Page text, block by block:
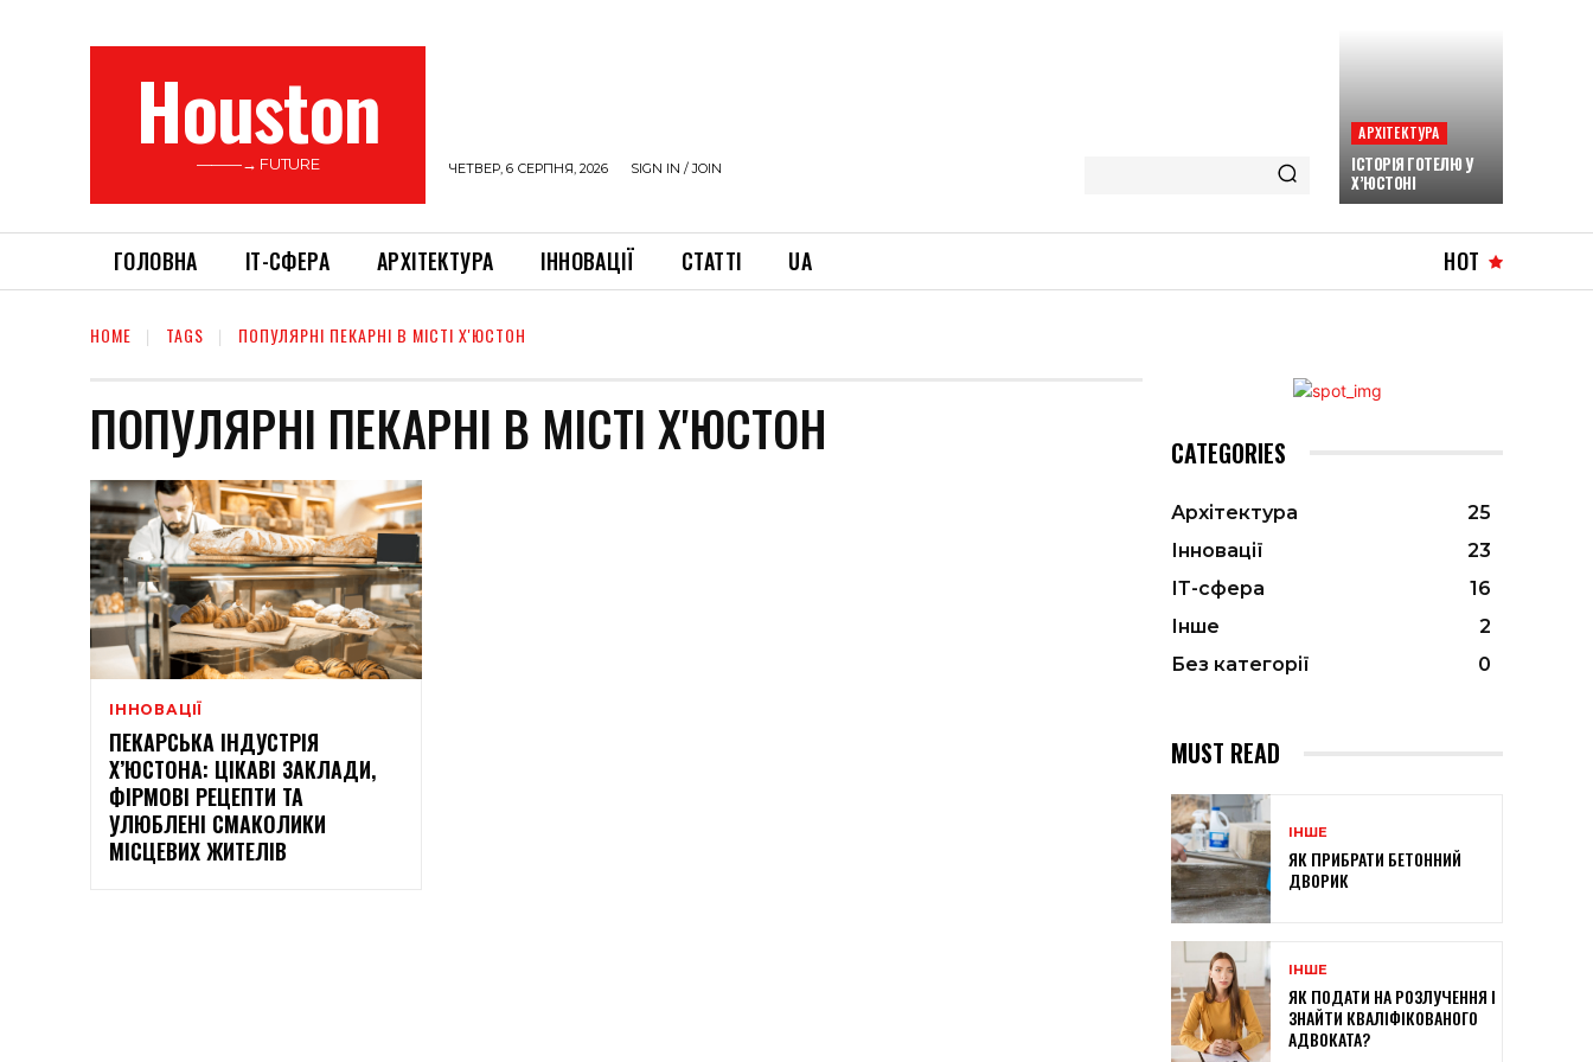
Houston
———→ FUTURE ЧЕТВЕР, 6 СЕРПНЯ, 2026 SIGN IN / JOIN
АРХІТЕКТУРА
ІСТОРІЯ ГОТЕЛЮ У
Х’ЮСТОНІ
ГОЛОВНА ІТ-СФЕРА АРХІТЕКТУРА ІННОВАЦІЇ СТАТТІ UA HOT
HOME TAGS ПОПУЛЯРНІ ПЕКАРНІ В МІСТІ Х'ЮСТОН
ПОПУЛЯРНІ ПЕКАРНІ В МІСТІ Х'ЮСТОН
ІННОВАЦІЇ
ПЕКАРСЬКА ІНДУСТРІЯ
Х’ЮСТОНА: ЦІКАВІ ЗАКЛАДИ,
ФІРМОВІ РЕЦЕПТИ ТА
УЛЮБЛЕНІ СМАКОЛИКИ
МІСЦЕВИХ ЖИТЕЛІВ
CATEGORIES
Архітектура
25
Інновації
23
ІТ-сфера
16
Інше
2
Без категорії
0
MUST READ
ІНШЕ
ЯК ПРИБРАТИ БЕТОННИЙ
ДВОРИК
ІНШЕ
ЯК ПОДАТИ НА РОЗЛУЧЕННЯ І
ЗНАЙТИ КВАЛІФІКОВАНОГО
АДВОКАТА?